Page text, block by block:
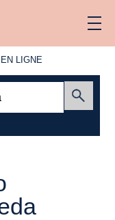
LIGNE